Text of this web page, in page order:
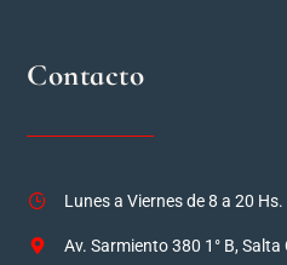
Contacto
Lunes a Viernes de 8 a 20
Av. Sarmiento 380 1° B, Salta